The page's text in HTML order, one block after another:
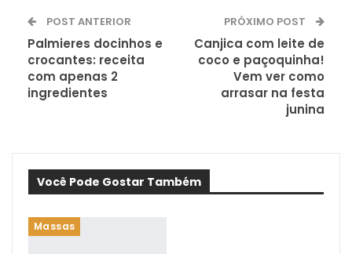
POST ANTERIOR
Palmieres docinhos e
crocantes: receita
com apenas 2
ingredientes
PRÓXIMO POST
Canjica com leite de
coco e paçoquinha!
Vem ver como
arrasar na festa
junina
Você Pode Gostar Também
Massas